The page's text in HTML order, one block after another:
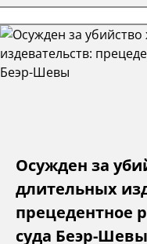
Осужден за
длительных
прецедентное
суда Беэр-Шевы